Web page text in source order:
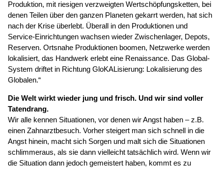
Produktion, mit riesigen verzweigten Wertschöpfungsketten, bei
denen Teilen über den ganzen Planeten gekarrt werden, hat sich
nach der Krise überlebt. Überall in den Produktionen und
Service-Einrichtungen wachsen wieder Zwischenlager, Depots,
Reserven. Ortsnahe Produktionen boomen, Netzwerke werden
lokalisiert, das Handwerk erlebt eine Renaissance. Das Global-
System driftet in Richtung GloKALisierung: Lokalisierung des
Globalen.“
Die Welt wirkt wieder jung und frisch. Und wir sind voller
Tatendrang.
Wir alle kennen Situationen, vor denen wir Angst haben – z.B.
einen Zahnarztbesuch. Vorher steigert man sich schnell in die
Angst hinein, macht sich Sorgen und malt sich die Situationen
schlimmeraus, als sie dann vielleicht tatsächlich wird. Wenn wir
die Situation dann jedoch gemeistert haben, kommt es zu